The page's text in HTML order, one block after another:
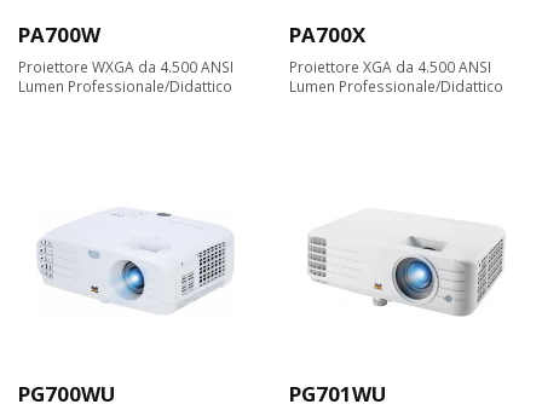
PA700W
Proiettore WXGA da 4.500 ANSI
Lumen Professionale/Didattico
PA700X
Proiettore XGA da 4.500 ANSI
Lumen Professionale/Didattico
PG700WU PG701WU